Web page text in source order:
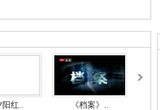
阳红.. 《档案》..